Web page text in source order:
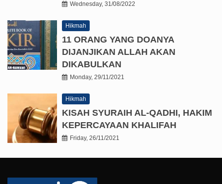
Wednesday, 31/08/2022
Hikmah
11 ORANG YANG DOANYA
DIJANJIKAN ALLAH AKAN
DIKABULKAN
Monday, 29/11/2021
Hikmah
KISAH SYURAIH AL-QADHI, HAKIM
KEPERCAYAAN KHALIFAH
Friday, 26/11/2021